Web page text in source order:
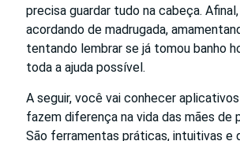
precisa guardar tudo na cabeça.
acordando de madrugada,
tentando lembrar se já tomou banho
toda a ajuda possível.
A seguir, você vai conhecer
fazem diferença na vida das mães de
São ferramentas práticas, intuitivas e